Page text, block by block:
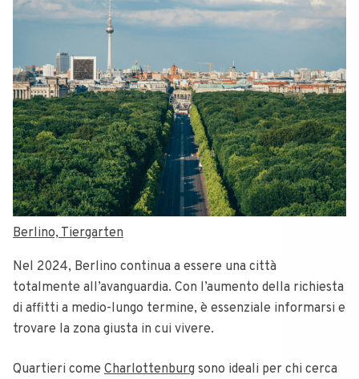
Berlino, Tiergarten
Nel 2024, Berlino continua a essere una città
totalmente all’avanguardia. Con l’aumento della richiesta
di affitti a medio-lungo termine, è essenziale informarsi e
trovare la zona giusta in cui vivere.
Quartieri come Charlottenburg sono ideali per chi cerca